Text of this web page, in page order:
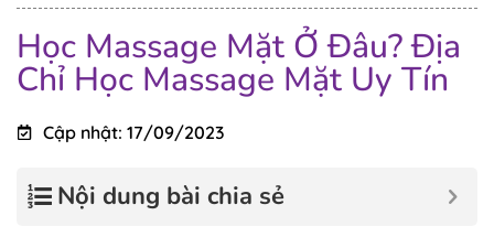
Học Massage Mặt Ở Đâu? Địa
Chỉ Học Massage Mặt Uy Tín
Cập nhật: 17/09/2023
Nội dung bài chia sẻ